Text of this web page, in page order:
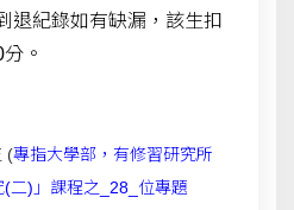
退紀錄如有缺漏，該生扣
。
(專指大學部，有修習研究所
(二)」課程之_28_位專題